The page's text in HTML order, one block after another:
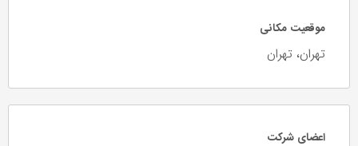
موقعیت مکانی
تهران، تهران
اعضای شرکت